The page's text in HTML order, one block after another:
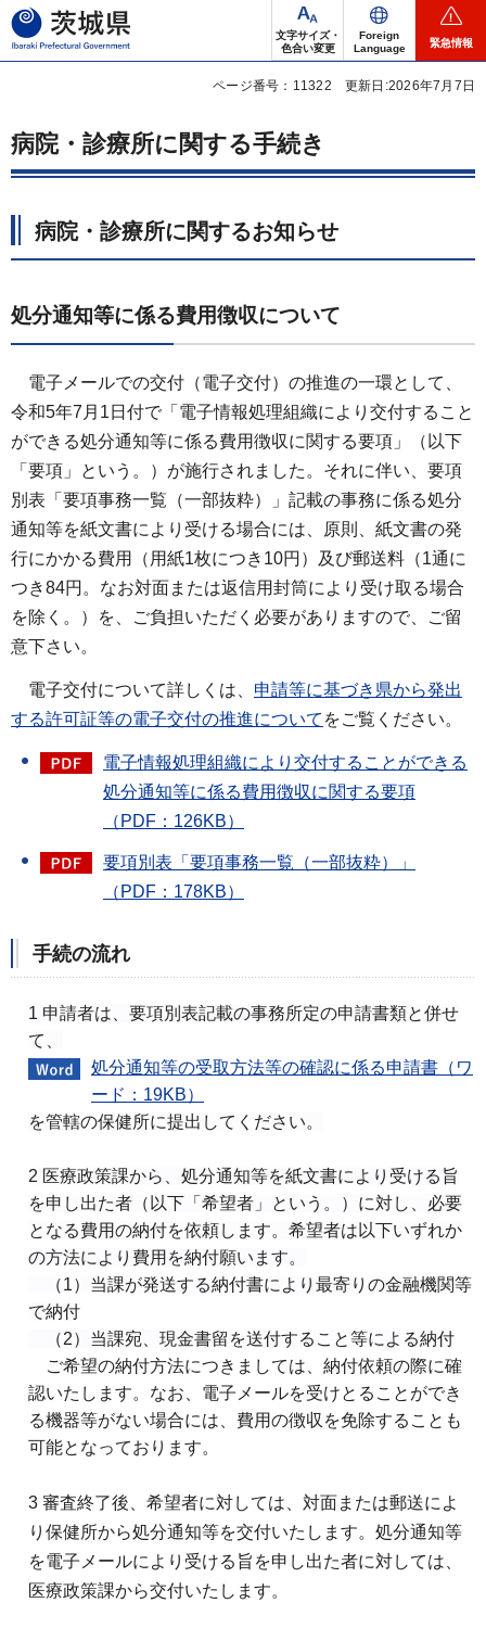
茨城県
文字サイズ・
色合い変更
Foreign
Language
緊急情報
ページ番号：11322 更新日:2026年7月7日
病院・診療所に関する手続き
病院・診療所に関するお知らせ
処分通知等に係る費用徴収について
電子メールでの交付（電子交付）の推進の一環として、
令和5年7月1日付で「電子情報処理組織により交付すること
ができる処分通知等に係る費用徴収に関する要項」（以下
「要項」という。）が施行されました。それに伴い、要項
別表「要項事務一覧（一部抜粋）」記載の事務に係る処分
通知等を紙文書により受ける場合には、原則、紙文書の発
行にかかる費用（用紙1枚につき10円）及び郵送料（1通に
つき84円。なお対面または返信用封筒により受け取る場合
を除く。）を、ご負担いただく必要がありますので、ご留
意下さい。
電子交付について詳しくは、 申請等に基づき県から発出
する許可証等の電子交付の推進について をご覧ください。
電子情報処理組織により交付することができる
処分通知等に係る費用徴収に関する要項
（PDF：126KB）
要項別表「要項事務一覧（一部抜粋）」
（PDF：178KB）
手続の流れ
1 申請者は、要項別表記載の事務所定の申請書類と併せ
て、
処分通知等の受取方法等の確認に係る申請書（ワ
ード：19KB）
を管轄の保健所に提出してください。
2 医療政策課から、処分通知等を紙文書により受ける旨
を申し出た者（以下「希望者」という。）に対し、必要
となる費用の納付を依頼します。希望者は以下いずれか
の方法により費用を納付願います。
（1）当課が発送する納付書により最寄りの金融機関等
で納付
（2）当課宛、現金書留を送付すること等による納付
ご希望の納付方法につきましては、納付依頼の際に確
認いたします。なお、電子メールを受けとることができ
る機器等がない場合には、費用の徴収を免除することも
可能となっております。
3 審査終了後、希望者に対しては、対面または郵送によ
り保健所から処分通知等を交付いたします。処分通知等
を電子メールにより受ける旨を申し出た者に対しては、
医療政策課から交付いたします。